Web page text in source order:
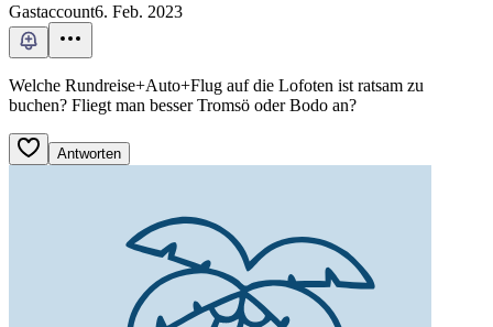
Gastaccount6. Feb. 2023
Welche Rundreise+Auto+Flug auf die Lofoten ist ratsam zu
buchen? Fliegt man besser Tromsö oder Bodo an?
Antworten